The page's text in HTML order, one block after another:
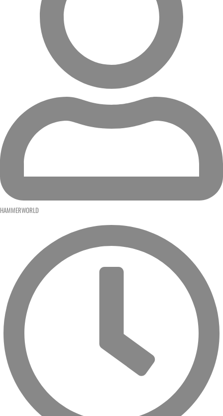
HAMMERWORLD